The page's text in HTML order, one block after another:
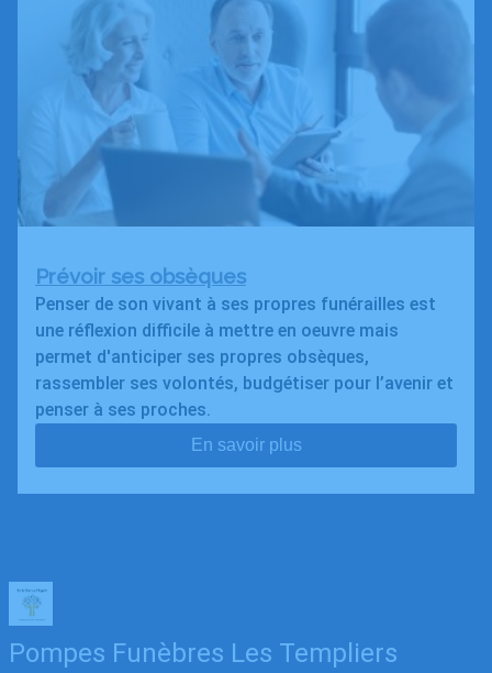
Prévoir ses obsèques
Penser de son vivant à ses propres funérailles est
une réflexion difficile à mettre en oeuvre mais
permet d'anticiper ses propres obsèques,
rassembler ses volontés, budgétiser pour l’avenir et
penser à ses proches.
En savoir plus
Pompes Funèbres Les Templiers